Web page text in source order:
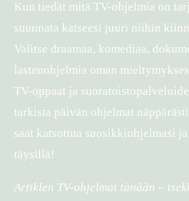
Kun tiedät mitä TV-ohjelmia on
suunnata katseesi juuri niihin
Valitse draamaa, komediaa,
lastenohjelmia oman
TV-oppaat ja
tarkista päivän ohjelmat
saat katsottua suosikkiohjelmasi
täysillä!
Artiklen TV-ohjelmat tänään –